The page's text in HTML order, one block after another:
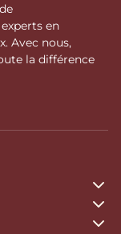
en
Avec nous,
la différence